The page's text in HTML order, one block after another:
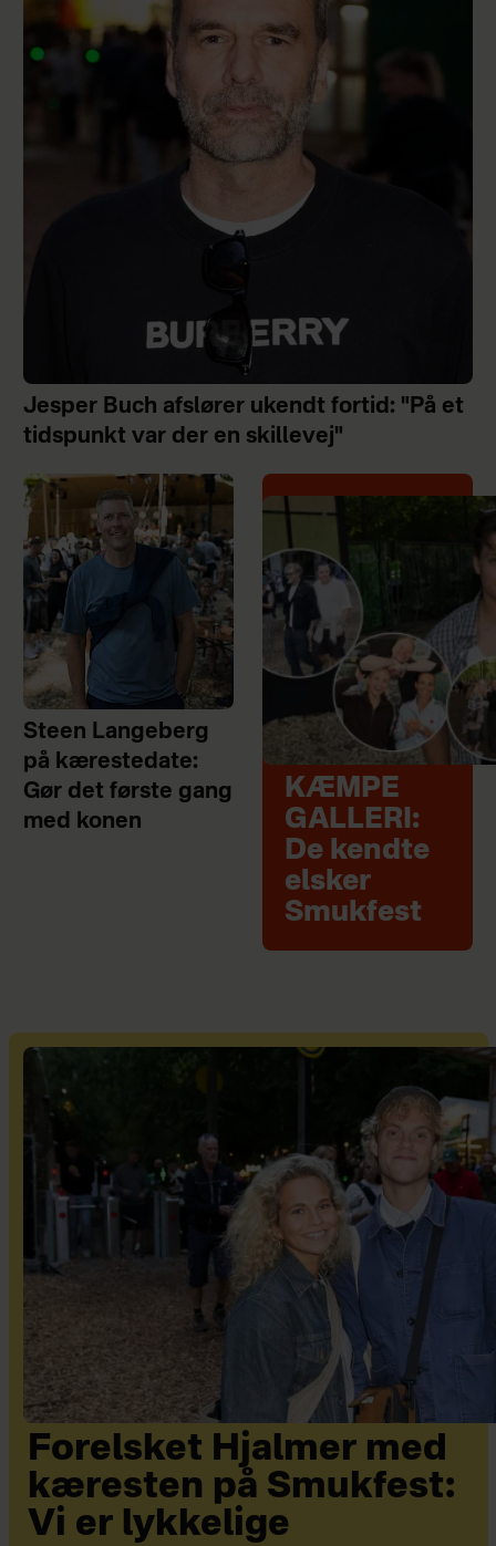
Jesper Buch afslører ukendt fortid: "På et
tidspunkt var der en skillevej"
Steen Langeberg
på kærestedate:
Gør det første gang
med konen
KÆMPE
GALLERI:
De kendte
elsker
Smukfest
Forelsket Hjalmer med
kæresten på Smukfest:
Vi er lykkelige